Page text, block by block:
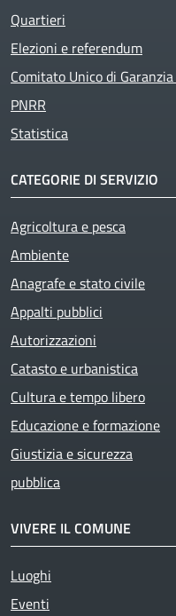
Quartieri
Elezioni e referendum
Comitato Unico di Garanzia
PNRR
Statistica
CATEGORIE DI SERVIZIO
Agricoltura e pesca
Ambiente
Anagrafe e stato civile
Appalti pubblici
Autorizzazioni
Catasto e urbanistica
Cultura e tempo libero
Educazione e formazione
Giustizia e sicurezza
pubblica
VIVERE IL COMUNE
Luoghi
Eventi